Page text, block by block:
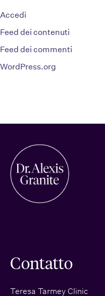
Accedi
Feed dei contenuti
Feed dei commenti
WordPress.org
Contatto
Teresa Tarmey Clinic